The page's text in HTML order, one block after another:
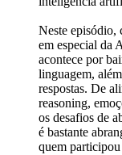
Neste episódio,
em especial da
acontece por
linguagem,
respostas. De
reasoning,
os desafios de
é bastante
quem participou